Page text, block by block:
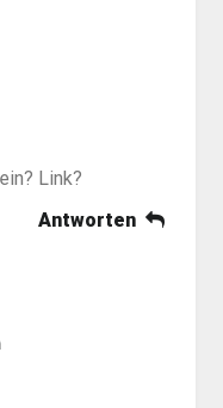
Link?
Antworten